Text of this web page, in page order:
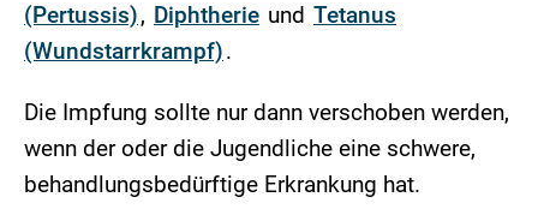
(Pertussis), Diphtherie und Tetanus
(Wundstarrkrampf).
Die Impfung sollte nur dann verschoben werden,
wenn der oder die Jugendliche eine schwere,
behandlungsbedürftige Erkrankung hat.